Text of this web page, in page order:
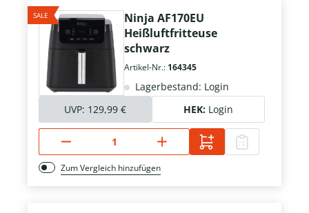
SALE
Ninja AF170EU
Heißluftfritteuse
schwarz
Artikel-Nr.: 164345
Lagerbestand: Login
UVP: 129,99 € HEK: Login
Zum Vergleich hinzufügen